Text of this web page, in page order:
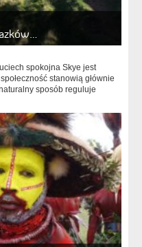
spokojna Skye jest
stanowią głównie
sposób reguluje